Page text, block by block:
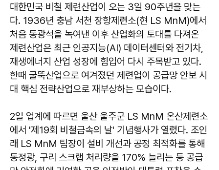
대한민국 비철 제련산업이 오는 3일 90주년을 맞는
다. 1936년 충남 서천 장항제련소(현 LS MnM)에서
처음 동광석을 녹여낸 이후 산업화의 토대를 다져온
제련산업은 최근 인공지능(AI) 데이터센터와 전기차,
재생에너지 산업 성장에 힘입어 다시 주목받고 있다.
한때 굴뚝산업으로 여겨졌던 제련업이 공급망 안보 시
대 핵심 전략산업으로 재부상하는 모습이다.
2일 업계에 따르면 울산 울주군 LS MnM 온산제련소
에서 '제19회 비철금속의 날' 기념행사가 열렸다. 조인
래 LS MnM 팀장이 설비 개선과 공정 최적화를 통해
동정광, 구리 스크랩 처리량을 170% 늘리는 등 공급